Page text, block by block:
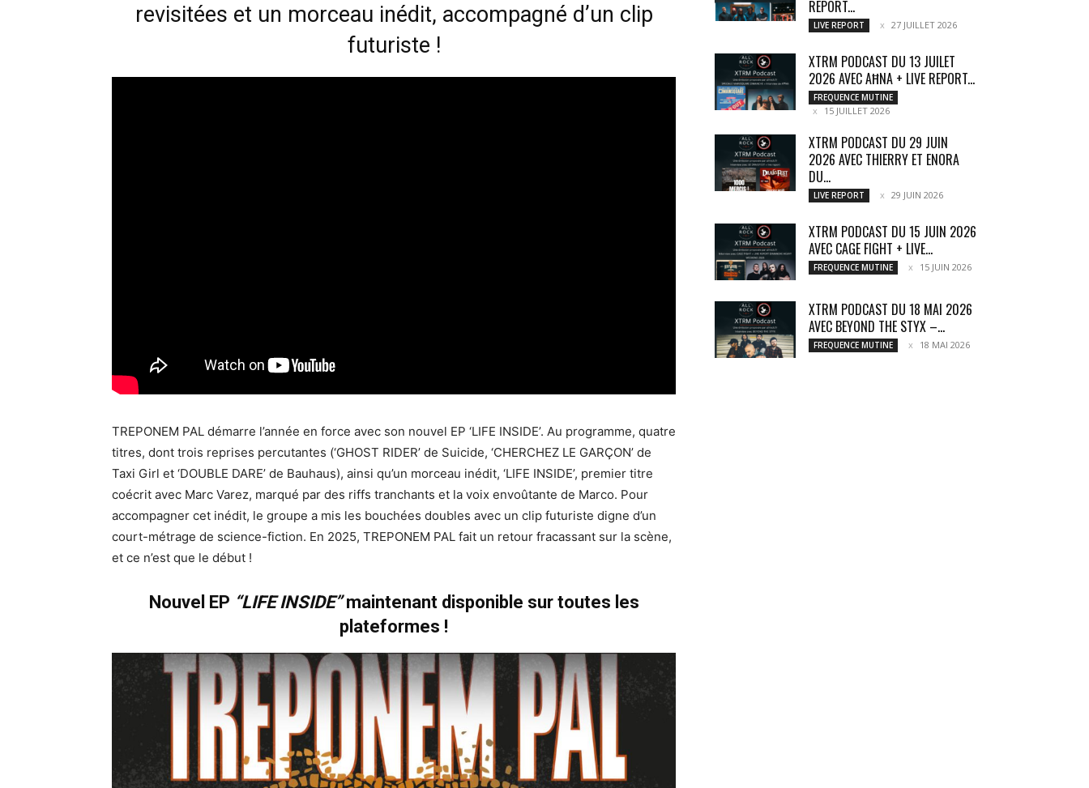
revisitées et un morceau inédit, accompagné d’un clip
futuriste !
TREPONEM PAL démarre l’année en force avec son nouvel EP ‘LIFE INSIDE’. Au programme, quatre
titres, dont trois reprises percutantes (‘GHOST RIDER’ de Suicide, ‘CHERCHEZ LE GARÇON’ de
Taxi Girl et ‘DOUBLE DARE’ de Bauhaus), ainsi qu’un morceau inédit, ‘LIFE INSIDE’, premier titre
coécrit avec Marc Varez, marqué par des riffs tranchants et la voix envoûtante de Marco. Pour
accompagner cet inédit, le groupe a mis les bouchées doubles avec un clip futuriste digne d’un
court-métrage de science-fiction. En 2025, TREPONEM PAL fait un retour fracassant sur la scène,
et ce n’est que le début !
Nouvel EP “LIFE INSIDE”maintenant disponible sur toutes les
plateformes !
REPORT...
LIVE REPORT 27 JUILLET 2026
XTRM PODCAST DU 13 JUILET
2026 AVEC AĦNA + LIVE REPORT...
FREQUENCE MUTINE
15 JUILLET 2026
XTRM PODCAST DU 29 JUIN
2026 AVEC THIERRY ET ENORA
DU...
LIVE REPORT 29 JUIN 2026
XTRM PODCAST DU 15 JUIN 2026
AVEC CAGE FIGHT + LIVE...
FREQUENCE MUTINE 15 JUIN 2026
XTRM PODCAST DU 18 MAI 2026
AVEC BEYOND THE STYX –...
FREQUENCE MUTINE 18 MAI 2026